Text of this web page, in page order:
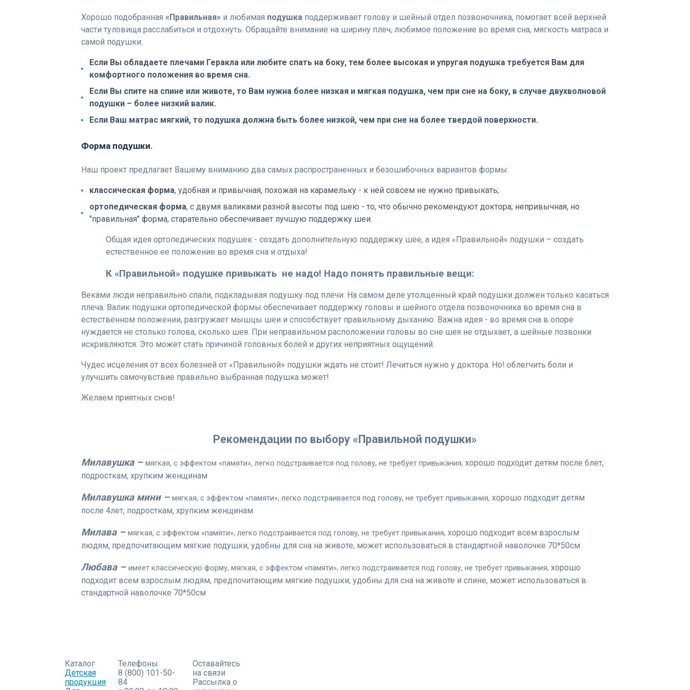
Хорошо подобранная «Правильная» и любимая подушка поддерживает голову и шейный отдел позвоночника, помогает всей верхней
части туловища расслабиться и отдохнуть. Обращайте внимание на ширину плеч, любимое положение во время сна, мягкость матраса и
самой подушки.
Если Вы обладаете плечами Геракла или любите спать на боку, тем более высокая и упругая подушка требуется Вам для
комфортного положения во время сна.
Если Вы спите на спине или животе, то Вам нужна более низкая и мягкая подушка, чем при сне на боку, в случае двухволновой
подушки – более низкий валик.
Если Ваш матрас мягкий, то подушка должна быть более низкой, чем при сне на более твердой поверхности.
Форма подушки.
Наш проект предлагает Вашему вниманию два самых распространенных и безошибочных вариантов формы:
классическая форма, удобная и привычная, похожая на карамельку - к ней совсем не нужно привыкать;
ортопедическая форма, с двумя валиками разной высоты под шею - то, что обычно рекомендуют доктора; непривычная, но
"правильная" форма, старательно обеспечивает лучшую поддержку шеи.
Общая идея ортопедических подушек - создать дополнительную поддержку шее, а идея «Правильной» подушки – создать
естественное ее положение во время сна и отдыха!
К «Правильной» подушке привыкать не надо! Надо понять правильные вещи:
Веками люди неправильно спали, подкладывая подушку под плечи. На самом деле утолщенный край подушки должен только касаться
плеча. Валик подушки ортопедической формы обеспечивает поддержку головы и шейного отдела позвоночника во время сна в
естественном положении, разгружает мышцы шеи и способствует правильному дыханию. Важна идея - во время сна в опоре
нуждается не столько голова, сколько шея. При неправильном расположении головы во сне шея не отдыхает, а шейные позвонки
искривляются. Это может стать причиной головных болей и других неприятных ощущений.
Чудес исцеления от всех болезней от «Правильной» подушки ждать не стоит! Лечиться нужно у доктора. Но! облегчить боли и
улучшить самочувствие правильно выбранная подушка может!
Желаем приятных снов!
Рекомендации по выбору «Правильной подушки»
Милавушка – мягкая, с эффектом «памяти», легко подстраивается под голову, не требует привыкания, хорошо подходит детям после 6лет,
подросткам, хрупким женщинам
Милавушка мини – мягкая, с эффектом «памяти», легко подстраивается под голову, не требует привыкания, хорошо подходит детям
после 4лет, подросткам, хрупким женщинам
Милава – мягкая, с эффектом «памяти», легко подстраивается под голову, не требует привыкания, хорошо подходит всем взрослым
людям, предпочитающим мягкие подушки, удобны для сна на животе, может использоваться в стандартной наволочке 70*50см
Любава – имеет классическую форму, мягкая, с эффектом «памяти», легко подстраивается под голову, не требует привыкания, хорошо
подходит всем взрослым людям, предпочитающим мягкие подушки, удобны для сна на животе и спине, может использоваться в
стандартной наволочке 70*50см
Каталог
Детская
продукция
Телефоны:
8 (800) 101-50-
84
Оставайтесь
на связи
Рассылка о